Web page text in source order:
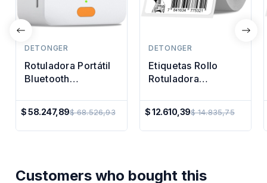
DETONGER
Rotuladora Portátil
Bluetooth
Manual Impresora
$ 58.247,89
Precio
Regular
$ 68.526,93
DETONGER
Etiquetas Rollo
Rotuladora
30x15mm
$ 12.610,39
Precio
Regular
$ 14.835,75
Customers who bought this